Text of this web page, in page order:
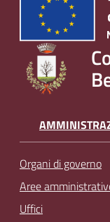
Organi di governo
Aree
Uffici